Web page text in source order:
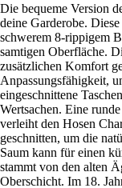
Die bequeme Version
deine Garderobe.
schwerem 8-rippigem
samtigen Oberfläche.
zusätzlichen Komfort
Anpassungsfähigkeit,
eingeschnittene
Wertsachen. Eine
verleiht den Hosen
geschnitten, um die
Saum kann für einen
stammt von den alten
Oberschicht. Im 18.